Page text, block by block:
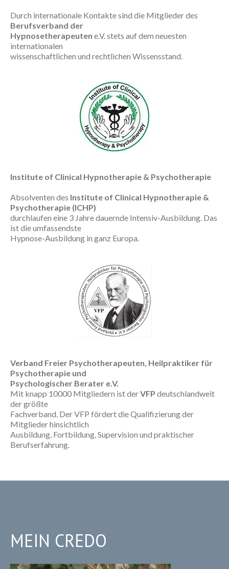
Durch internationale Kontakte sind die Mitglieder des
Berufsverband der
Hypnosetherapeuten e.V. stets auf dem neuesten
internationalen
wissenschaftlichen und rechtlichen Wissensstand.
Institute of Clinical Hypnotherapie & Psychotherapie
Absolventen des Institute of Clinical Hypnotherapie &
Psychotherapie (ICHP)
durchlaufen eine 3 Jahre dauernde Intensiv-Ausbildung. Das
ist die umfassendste
Hypnose-Ausbildung in ganz Europa.
Verband Freier Psychotherapeuten, Heilpraktiker für
Psychotherapie und
Psychologischer Berater e.V.
Mit knapp 10000 Mitgliedern ist derVFP deutschlandweit
der größte
Fachverband. Der VFP fördert die Qualifizierung der
Mitglieder hinsichtlich
Ausbildung, Fortbildung, Supervision und praktischer
Berufserfahrung.
MEIN CREDO